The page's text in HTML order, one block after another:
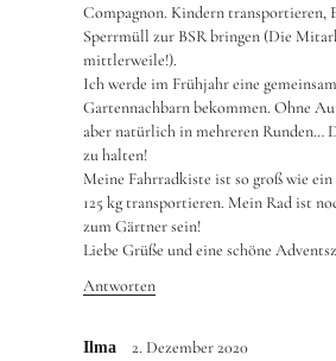
Compagnon. Kindern transportieren,
Sperrmüll zur BSR bringen (Die
mittlerweile!).
Ich werde im Frühjahr eine
Gartennachbarn bekommen. Ohne
aber natürlich in mehreren Runden…
zu halten!
Meine Fahrradkiste ist so groß wie
125 kg transportieren. Mein Rad ist
zum Gärtner sein!
Liebe Grüße und eine schöne
Antworten
Ilma
2. Dezember 2020